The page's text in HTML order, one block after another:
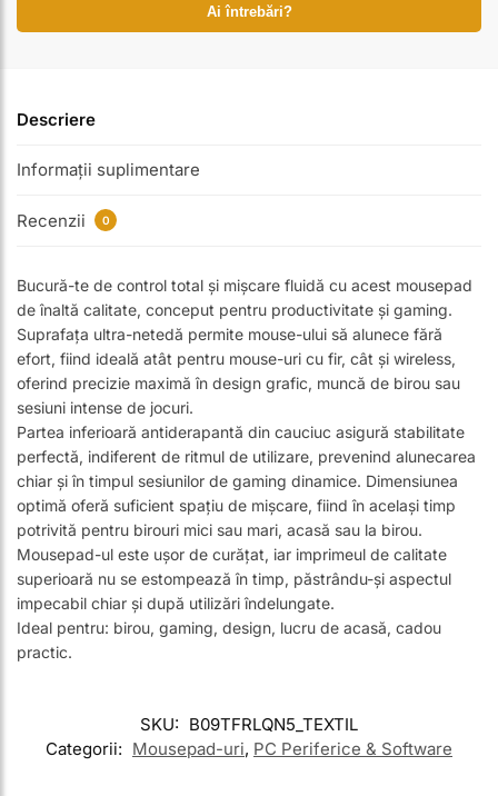
Ai întrebări?
Descriere
Informații suplimentare
Recenzii 0
Bucură-te de control total și mișcare fluidă cu acest mousepad
de înaltă calitate, conceput pentru productivitate și gaming.
Suprafața ultra-netedă permite mouse-ului să alunece fără
efort, fiind ideală atât pentru mouse-uri cu fir, cât și wireless,
oferind precizie maximă în design grafic, muncă de birou sau
sesiuni intense de jocuri.
Partea inferioară antiderapantă din cauciuc asigură stabilitate
perfectă, indiferent de ritmul de utilizare, prevenind alunecarea
chiar și în timpul sesiunilor de gaming dinamice. Dimensiunea
optimă oferă suficient spațiu de mișcare, fiind în același timp
potrivită pentru birouri mici sau mari, acasă sau la birou.
Mousepad-ul este ușor de curățat, iar imprimeul de calitate
superioară nu se estompează în timp, păstrându-și aspectul
impecabil chiar și după utilizări îndelungate.
Ideal pentru: birou, gaming, design, lucru de acasă, cadou
practic.
SKU: B09TFRLQN5_TEXTIL
Categorii: Mousepad-uri, PC Periferice & Software